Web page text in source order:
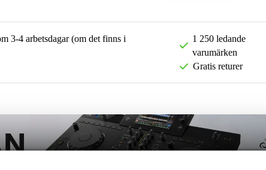
3-4 arbetsdagar (om det finns i
1 250 ledande
varumärken
Gratis returer